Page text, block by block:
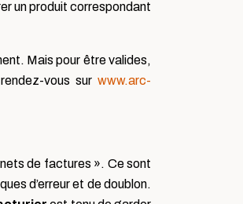
un produit correspondant
Mais pour être valides,
rendez-vous surwww.arc-
de factures ». Ce sont
d’erreur et de doublon.